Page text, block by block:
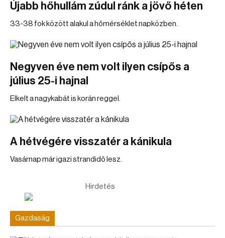
Újabb hőhullám zúdul ránk a jövő héten
33-38 fok között alakul a hőmérséklet napközben.
Negyven éve nem volt ilyen csípős a
július 25-i hajnal
Elkelt a nagykabát is korán reggel.
A hétvégére visszatér a kánikula
Vasárnap már igazi strandidő lesz.
Hirdetés
Gazdaság